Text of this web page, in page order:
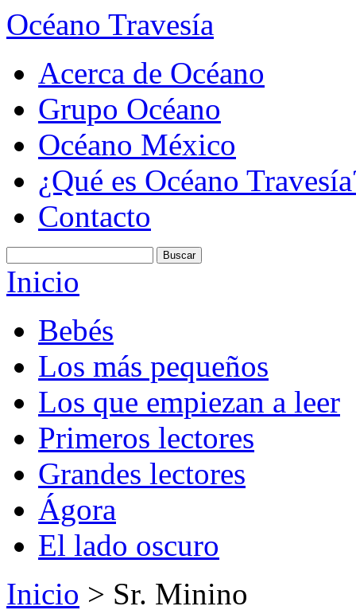
Océano Travesía
Acerca de Océano
Grupo Océano
Océano México
¿Qué es Océano
Contacto
Inicio
Bebés
Los más pequeños
Los que empiezan a leer
Primeros lectores
Grandes lectores
Ágora
El lado oscuro
Inicio > Sr. Minino